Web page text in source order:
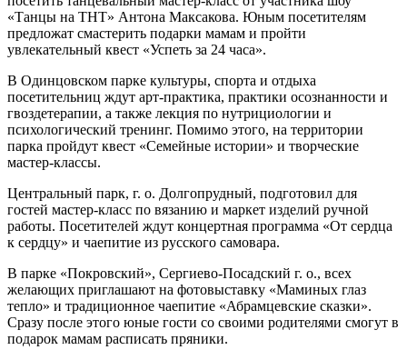
«Танцы на ТНТ» Антона Максакова. Юным посетителям
предложат смастерить подарки мамам и пройти
увлекательный квест «Успеть за 24 часа».
В Одинцовском парке культуры, спорта и отдыха
посетительниц ждут арт-практика, практики осознанности и
гвоздетерапии, а также лекция по нутрициологии и
психологический тренинг. Помимо этого, на территории
парка пройдут квест «Семейные истории» и творческие
мастер-классы.
Центральный парк, г. о. Долгопрудный, подготовил для
гостей мастер-класс по вязанию и маркет изделий ручной
работы. Посетителей ждут концертная программа «От сердца
к сердцу» и чаепитие из русского самовара.
В парке «Покровский», Сергиево-Посадский г. о., всех
желающих приглашают на фотовыставку «Маминых глаз
тепло» и традиционное чаепитие «Абрамцевские сказки».
Сразу после этого юные гости со своими родителями смогут в
подарок мамам расписать пряники.